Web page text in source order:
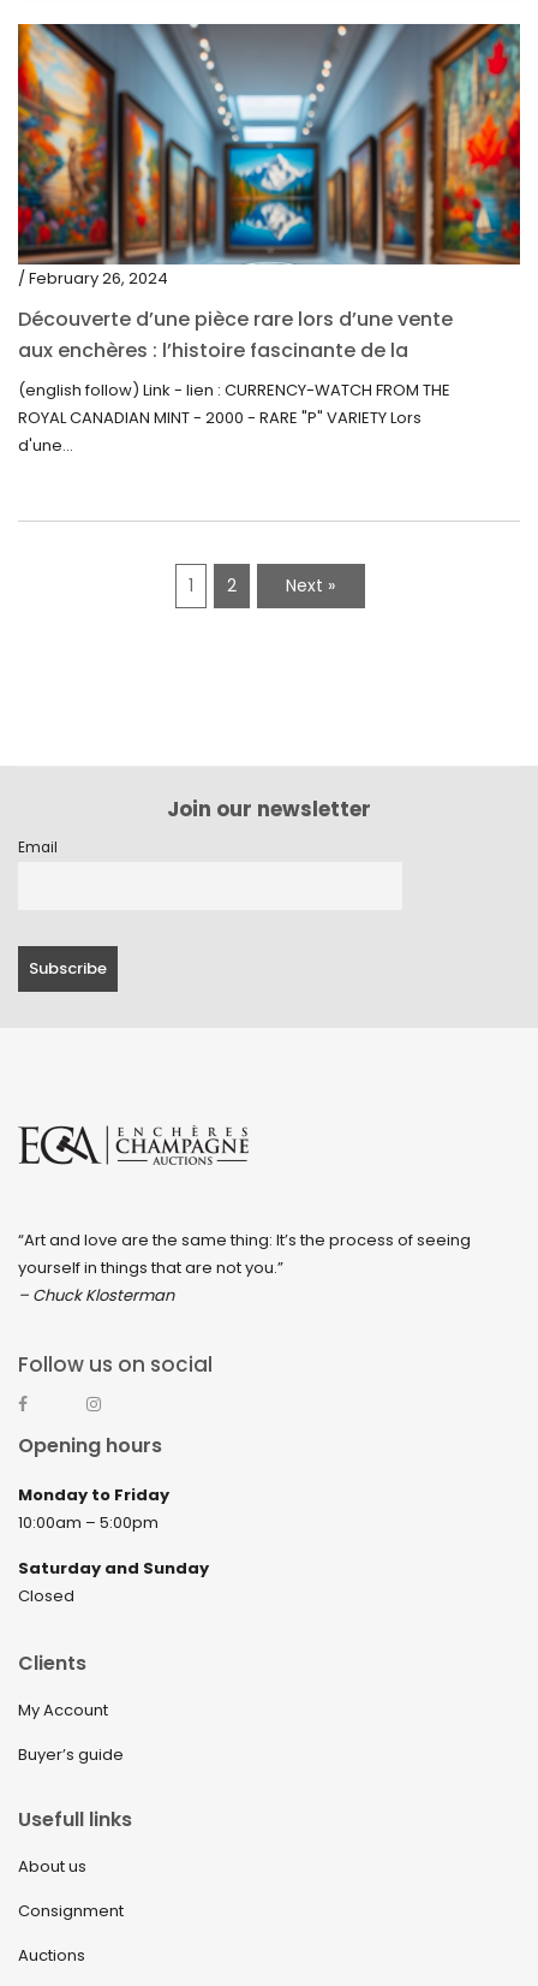
/ February 26, 2024
Découverte d’une pièce rare lors d’une vente
aux enchères : l’histoire fascinante de la
Monnaie-Montre de la Monnaie Royale du
Canada (2000) Rare Variété “P”
(english follow) Link - lien : CURRENCY-WATCH FROM THE
ROYAL CANADIAN MINT - 2000 - RARE "P" VARIETY Lors
d'une...
1 2 Next »
Join our newsletter
Email
“Art and love are the same thing: It’s the process of seeing
yourself in things that are not you.”
– Chuck Klosterman
Follow us on social
Opening hours
Monday to Friday
10:00am – 5:00pm
Saturday and Sunday
Closed
Clients
My Account
Buyer’s guide
Usefull links
About us
Consignment
Auctions